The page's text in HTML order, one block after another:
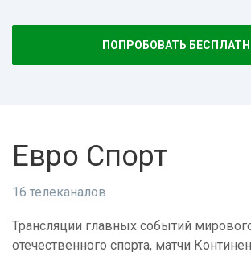
ПОПРОБОВАТЬ
Евро Спорт
16 телеканалов
Трансляции главных событий
отечественного спорта, матчи